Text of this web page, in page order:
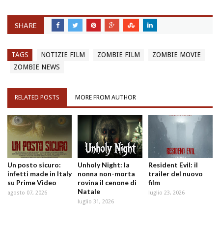
SHARE
TAGS NOTIZIE FILM ZOMBIE FILM
ZOMBIE MOVIE
ZOMBIE NEWS
RELATED POSTS MORE FROM AUTHOR
Un posto sicuro:
infetti made in Italy
su Prime Video
agosto 07, 2026
Unholy Night: la
nonna non-morta
rovina il cenone di
Natale
luglio 31, 2026
Resident Evil: il
trailer del nuovo
film
luglio 23, 2026